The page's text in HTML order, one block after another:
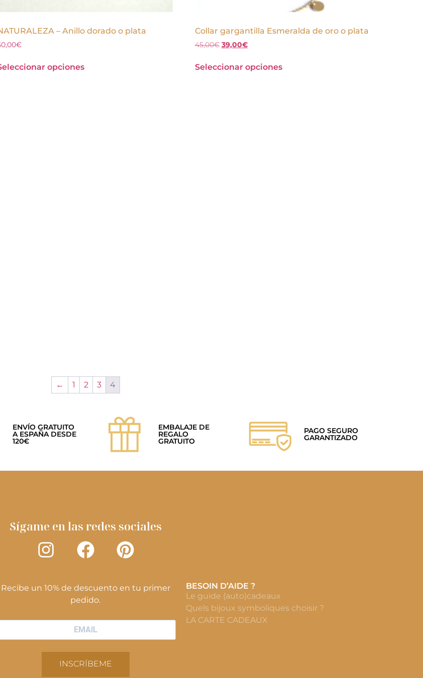
– Anillo dorado o plata
€
opciones
Collar gargantilla Esmeralda de oro o plata
45,00€ 39,00€
Seleccionar opciones
← 1 2 3 4
ENVÍO GRATUITO
A ESPAÑA DESDE
120€
EMBALAJE DE
REGALO
GRATUITO
PAGO SEGURO
GARANTIZADO
Sígame en las redes sociales
Recibe un 10% de descuento en tu primer
pedido.
INSCRÍBEME
BESOIN D’AIDE ?
Le guide (auto)cadeaux
Quels bijoux symboliques choisir ?
LA CARTE CADEAUX